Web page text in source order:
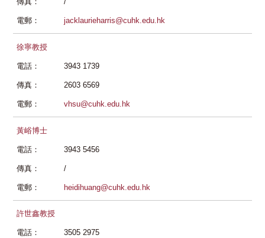
傳真： /
電郵： jacklaurieharris@cuhk.edu.hk
徐寧教授
電話： 3943 1739
傳真： 2603 6569
電郵： vhsu@cuhk.edu.hk
黃峪博士
電話： 3943 5456
傳真： /
電郵： heidihuang@cuhk.edu.hk
許世鑫教授
電話： 3505 2975